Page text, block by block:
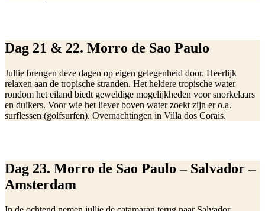
Dag 21 & 22. Morro de Sao Paulo
Jullie brengen deze dagen op eigen gelegenheid door. Heerlijk
relaxen aan de tropische stranden. Het heldere tropische water
rondom het eiland biedt geweldige mogelijkheden voor snorkelaars
en duikers. Voor wie het liever boven water zoekt zijn er o.a.
surflessen (golfsurfen). Overnachtingen in Villa dos Corais.
Dag 23. Morro de Sao Paulo – Salvador –
Amsterdam